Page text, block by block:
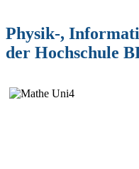
Physik-,
der Hochschule